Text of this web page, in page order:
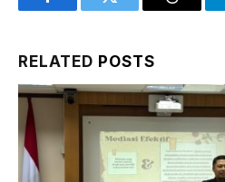
FacebookTwitter Threads
RELATED POSTS